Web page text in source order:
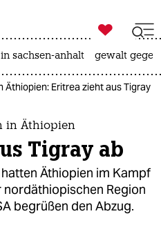
ich

taz zahl ich
sachsen-anhalt gewalt
Äthiopien: Eritrea zieht aus Tigray
in Äthiopien
Tigray ab
Äthiopien im Kampf
nordäthiopischen Region
begrüßen den Abzug.